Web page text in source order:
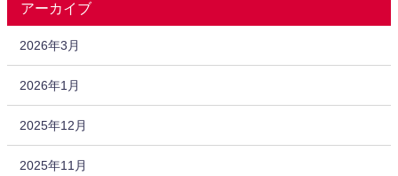
アーカイブ
2026年3月
2026年1月
2025年12月
2025年11月